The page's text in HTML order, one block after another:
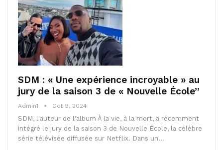
SDM : « Une expérience incroyable » au
jury de la saison 3 de « Nouvelle École”
Admin1 Oct 9, 2024
SDM, l'auteur de l'album À la vie, à la mort, a récemment
intégré le jury de la saison 3 de Nouvelle École, la célèbre
série télévisée diffusée sur Netflix. Dans un…